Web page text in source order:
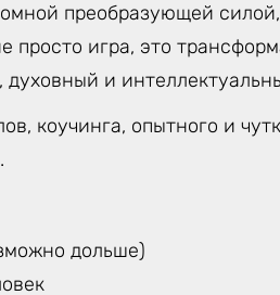
преобразующей
игра, это
духовный и
коучинга, опытного и
дольше)